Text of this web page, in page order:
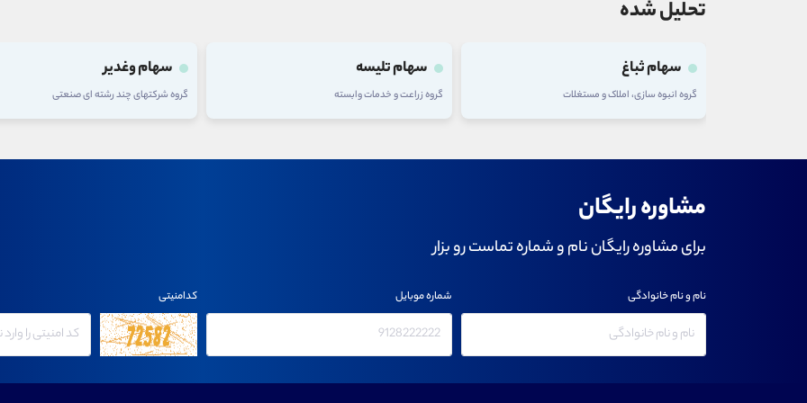
تحلیل شده
سهام ثباغ
گروه انبوه سازی، املاک و مستغلات
سهام تلیسه
گروه زراعت و خدمات وابسته
سهام وغدیر
گروه شرکتهای چند رشته ای صنعتی
مشاوره رایگان
برای مشاوره رایگان نام و شماره تماست رو بزار
نام و نام خانوادگی شماره موبایل کدامنیتی